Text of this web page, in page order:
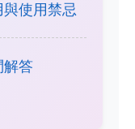
使用禁忌
解答